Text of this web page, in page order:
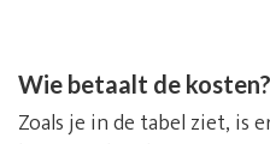
Wie betaalt de kosten?
Zoals je in de tabel ziet, is